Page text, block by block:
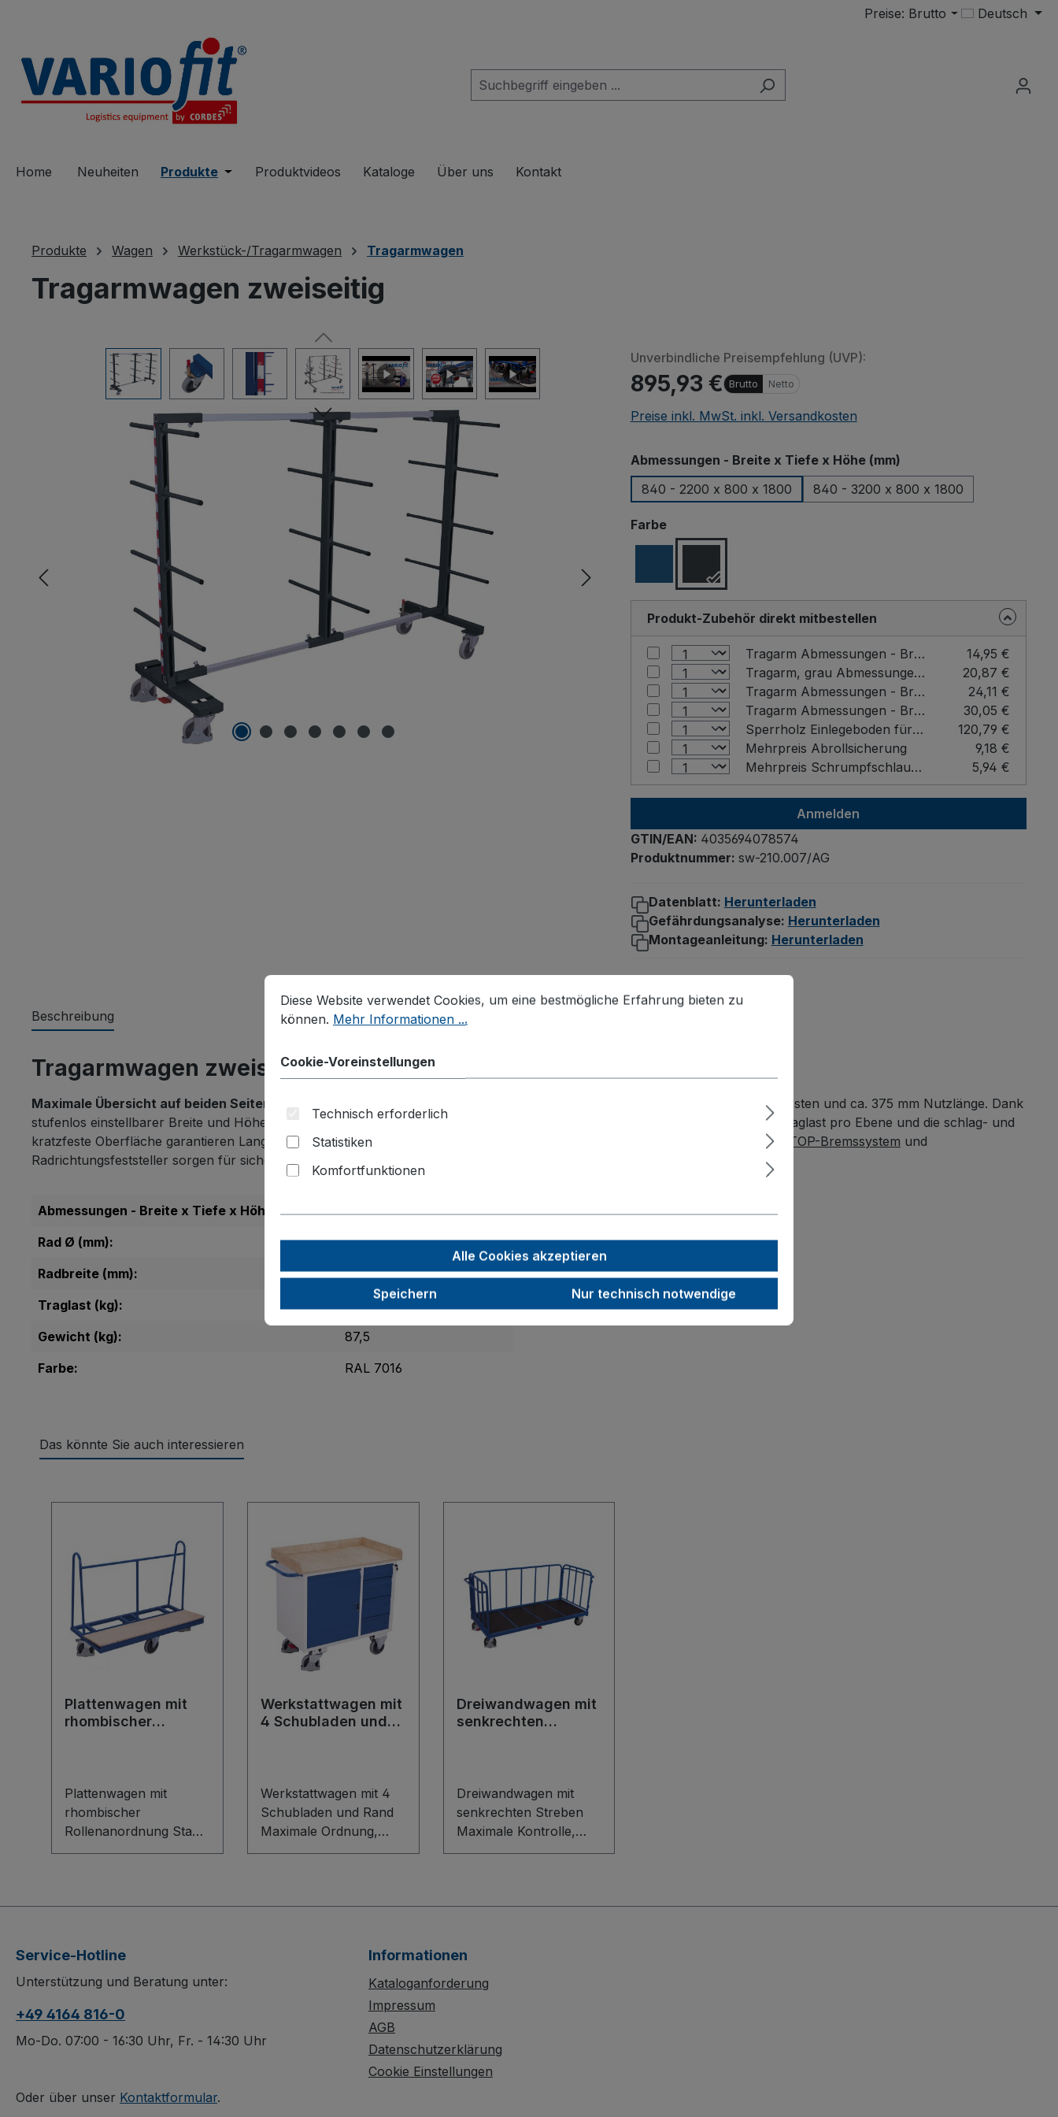
Preise: Brutto Deutsch
Home Neuheiten Produkte Öffne oder Schließe das Dropdown der Kategorie Produkte
Produktvideos Kataloge Über uns Kontakt
Produkte Wagen Werkstück-/Tragarmwagen Tragarmwagen
Tragarmwagen zweiseitig
Bildergalerie überspringen Unverbindliche Preisempfehlung (UVP):
895,93 € Brutto Netto
Preise inkl. MwSt. inkl. Versandkosten
Abmessungen - Breite x Tiefe x Höhe (mm)auswählen
840 - 2200 x 800 x 1800
840 - 3200 x 800 x 1800
Farbeauswählen
Produkt-Zubehör direkt mitbestellen
Tragarm Abmessungen - Breite x Tiefe (mm): 376 x 3/4" Rohr mm
14,95 €
Tragarm, grau Abmessungen - Breite x Tiefe (mm): 376 x 3/4" Rohr mm
20,87 €
Tragarm Abmessungen - Breite x Tiefe (mm): 376 x 3/4" Rohr mm
24,11 €
Tragarm Abmessungen - Breite x Tiefe (mm): 376 x 3/4" Rohr mm
30,05 €
Sperrholz Einlegeboden für Tragarmwagen Abmessungen - Breite x Tiefe x Höhe (mm): 2500 x 360 x 15 mm
120,79 €
Mehrpreis Abrollsicherung
9,18 €
Mehrpreis Schrumpfschlauchüberzug 1 mm, schwarz Abmessungen - Breite x Tiefe (mm): 376 x 3/4" Rohr mm
5,94 €
Anmelden
GTIN/EAN: 4035694078574
Produktnummer: sw-210.007/AG
Datenblatt: Herunterladen
Gefährdungsanalyse: Herunterladen
Montageanleitung: Herunterladen
Beschreibung
Tragarmwagen zweiseitig
Maximale Übersicht auf beiden Seiten:
bietet Ihnen flexible Lagerung mit 8 Tragarmen pro Pfosten und ca. 375 mm Nutzlänge. Dank
stufenlos einstellbarer Breite und Höhe passt er sich perfekt Ihrem Lager an. Die robuste Stahl-Schweißkonstruktion, 60 kg Traglast pro Ebene und die schlag- und
kratzfeste Oberfläche garantieren Langlebigkeit. Spurlos laufende Gummiräder mit Faden- und Fußschutz, patentiertem
EasySTOP-Bremssystem und
Radrichtungsfeststeller sorgen für sicheres, müheloses Manövrieren.
Abmessungen - Breite x Tiefe x Höhe (mm):
840 - 2200 x 800 x 1800
Rad Ø (mm):
160
Radbreite (mm):
40
Traglast (kg):
400
Gewicht (kg):
87,5
Farbe:
RAL 7016
Das könnte Sie auch interessieren
Plattenwagen mit
rhombischer
Plattenwagen mit
rhombischer
Rollenanordnung Stabil,
wendig und
rhombischer
robuste
Schweißkonstruktion
einseitige Ladefläche
aus Sperrholz mit 5°
mit 915 mm Höhe bietet
Werkstattwagen mit
4 Schubladen und
Werkstattwagen mit 4
Schubladen und Rand
Maximale Ordnung,
sichere Mobilität: Dieser
Stahlblechkonstruktion
Gleitführung und je 25
kg Traglast sowie einen
Flügeltürschrank mit
variablen Böden (30 kg
Traglast pro Boden).
Die Arbeitsplatte aus
Dreiwandwagen mit
senkrechten
Dreiwandwagen mit
senkrechten Streben
Maximale Kontrolle,
hohe Belastung und
senkrechten Streben
stabile
Stahlschweißkonstrukti
rutschhemmender
Siebdruckoberfläche.
Service-Hotline
Unterstützung und Beratung unter:
+49 4164 816-0
Mo-Do. 07:00 - 16:30 Uhr, Fr. - 14:30 Uhr
Oder über unser Kontaktformular.
Informationen
Kataloganforderung
Impressum
AGB
Datenschutzerklärung
Cookie Einstellungen
Cookie-Voreinstellungen
Diese Website verwendet Cookies, um eine bestmögliche Erfahrung bieten zu können.
Mehr Informationen ...
Diese Website verwendet Cookies, um eine bestmögliche Erfahrung bieten zu
können. Mehr Informationen ...
Cookie-Voreinstellungen
Technisch erforderlich
Statistiken
Komfortfunktionen
Alle Cookies akzeptieren
Speichern Nur technisch notwendige